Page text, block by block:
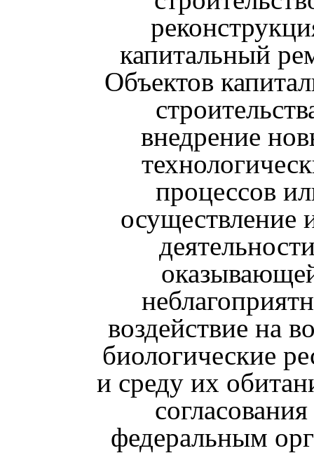
капитальный
Объектов
внедрение
процессов
осуществление
воздействие на
биологические
и среду их
согласования
федеральным